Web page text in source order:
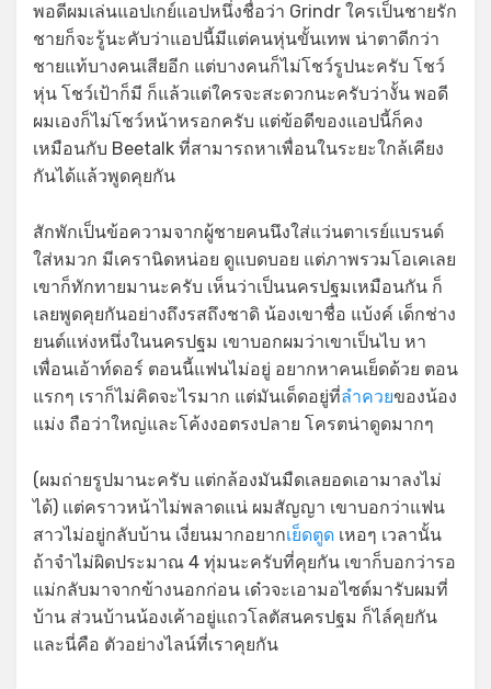
พอดีผมเล่นแอปเกย์แอปหนึ่งชื่อว่า Grindr ใครเป็นชายรัก
ชายก็จะรู้นะคับว่าแอปนี้มีแต่คนหุ่นขั้นเทพ น่าตาดีกว่า
ชายแท้บางคนเสียอีก แต่บางคนก็ไม่โชว์รูปนะครับ โชว์
หุ่น โชว์เป้าก็มี ก็แล้วแต่ใครจะสะดวกนะครับว่างั้น พอดี
ผมเองก็ไม่โชว์หน้าหรอกครับ แต่ข้อดีของแอปนี้ก็คง
เหมือนกับ Beetalk ที่สามารถหาเพื่อนในระยะใกล้เคียง
กันได้แล้วพูดคุยกัน
สักพักเป็นข้อความจากผู้ชายคนนึงใส่แว่นตาเรย์แบรนด์
ใส่หมวก มีเครานิดหน่อย ดูแบดบอย แต่ภาพรวมโอเคเลย
เขาก็ทักทายมานะครับ เห็นว่าเป็นนครปฐมเหมือนกัน ก็
เลยพูดคุยกันอย่างถึงรสถึงชาดิ น้องเขาชื่อ แบ้งค์ เด็กช่าง
ยนต์แห่งหนึ่งในนครปฐม เขาบอกผมว่าเขาเป็นไบ หา
เพื่อนเอ้าท์ดอร์ ตอนนี้แฟนไม่อยู่ อยากหาคนเย็ดด้วย ตอน
แรกๆ เราก็ไม่คิดจะไรมาก แต่มันเด็ดอยู่ที่ลำควยของน้อง
แม่ง ถือว่าใหญ่และโค้งงอตรงปลาย โครตน่าดูดมากๆ
(ผมถ่ายรูปมานะครับ แต่กล้องมันมืดเลยอดเอามาลงไม่
ได้) แต่คราวหน้าไม่พลาดแน่ ผมสัญญา เขาบอกว่าแฟน
สาวไม่อยู่กลับบ้าน เงี่ยนมากอยากเย็ดตูด เหอๆ เวลานั้น
ถ้าจำไม่ผิดประมาณ 4 ทุ่มนะครับที่คุยกัน เขาก็บอกว่ารอ
แม่กลับมาจากข้างนอกก่อน เด๋วจะเอามอไซต์มารับผมที่
บ้าน ส่วนบ้านน้องเค้าอยู่แถวโลตัสนครปฐม ก็ไล์คุยกัน
และนี่คือ ตัวอย่างไลน์ที่เราคุยกัน